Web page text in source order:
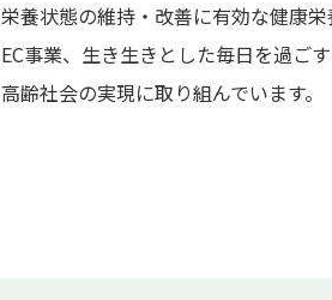
栄養状態の維持・改善に有効な健康
EC事業、生き生きとした毎日を過ご
高齢社会の実現に取り組んでいます。